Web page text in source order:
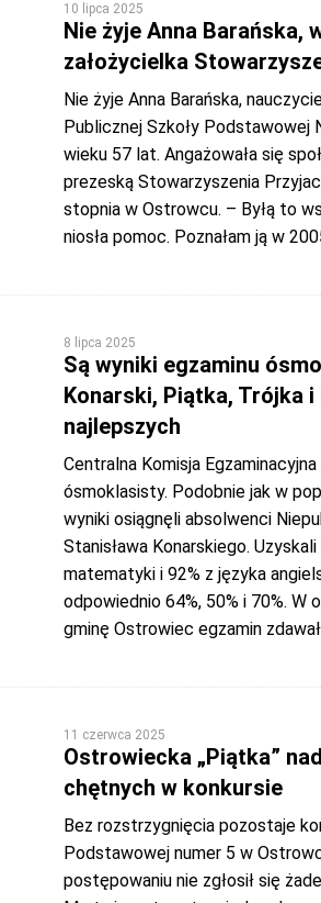
10 lipca 2025
Nie żyje Anna Barańska,
założycielka
Nie żyje Anna Barańska,
Publicznej Szkoły Podstawowej
wieku 57 lat. Angażowała się
prezeską Stowarzyszenia
stopnia w Ostrowcu. – Byłą to
niosła pomoc. Poznałam ją w
8 lipca 2025
Są wyniki egzaminu
Konarski, Piątka, Trójka
najlepszych
Centralna Komisja
ósmoklasisty. Podobnie jak w
wyniki osiągnęli absolwenci
Stanisława Konarskiego.
matematyki i 92% z języka
odpowiednio 64%, 50% i 70%. W
gminę Ostrowiec egzamin
11 czerwca 2025
Ostrowiecka „Piątka”
chętnych w konkursie
Bez rozstrzygnięcia pozostaje
Podstawowej numer 5 w
postępowaniu nie zgłosił się